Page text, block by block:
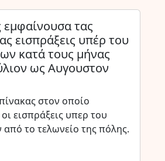
εμφαίνουσα τας
εισπράξεις υπέρ του
κατά τους μήνας
ως Αυγουστον
στον οποίο
εισπράξεις υπερ του
το τελωνείο της πόλης.